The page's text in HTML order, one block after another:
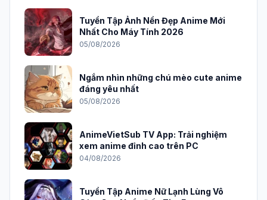
Tuyển Tập Ảnh Nền Đẹp Anime Mới
Nhất Cho Máy Tính 2026
05/08/2026
Ngắm nhìn những chú mèo cute anime
đáng yêu nhất
05/08/2026
AnimeVietSub TV App: Trải nghiệm
xem anime đỉnh cao trên PC
04/08/2026
Tuyển Tập Anime Nữ Lạnh Lùng Vô